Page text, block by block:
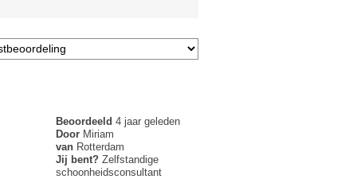
Beoordeeld4 jaar geleden
Door Miriam
van Rotterdam
Jij bent?Zelfstandige
schoonheidsconsultant